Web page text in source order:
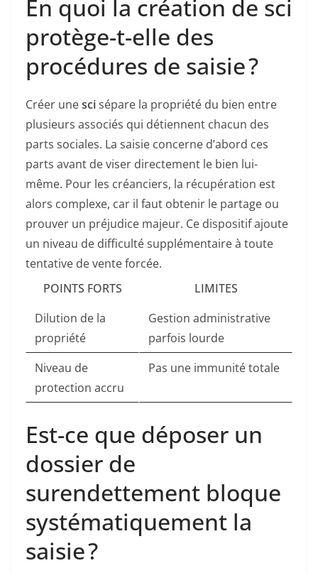
En quoi la création de sci
protège-t-elle des
procédures de saisie ?
Créer unescisépare la propriété du bien entre
plusieurs associés qui détiennent chacun des
parts sociales. La saisie concerne d’abord ces
parts avant de viser directement le bien lui-
même. Pour les créanciers, la récupération est
alors complexe, car il faut obtenir le partage ou
prouver un préjudice majeur. Ce dispositif ajoute
un niveau de difficulté supplémentaire à toute
tentative de vente forcée.
POINTS FORTS
LIMITES
Dilution de la
propriété
Gestion administrative
parfois lourde
Niveau de
protection accru
Pas une immunité totale
Est-ce que déposer un
dossier de
surendettement bloque
systématiquement la
saisie ?